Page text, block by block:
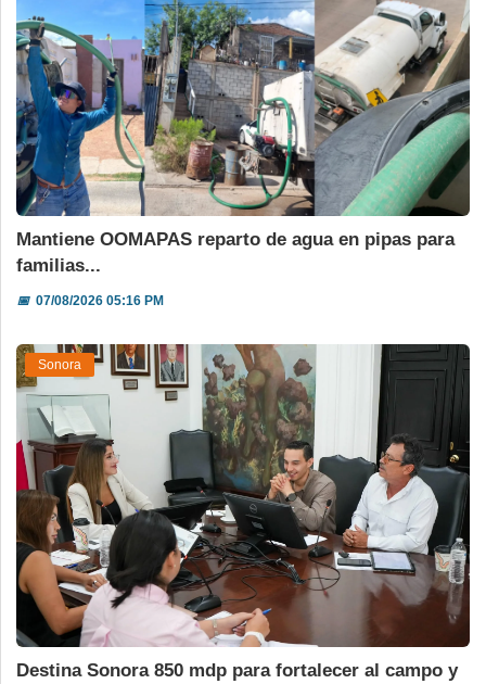
Mantiene OOMAPAS reparto de agua en pipas para
familias...
📅07/08/2026 05:16 PM
Sonora
Destina Sonora 850 mdp para fortalecer al campo y